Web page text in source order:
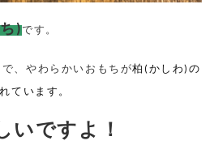
)です。
、やわらかいおもちが柏 ( かしわ)の
ています。
いですよ！